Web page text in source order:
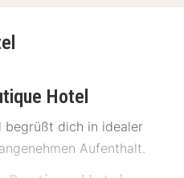
Hotel
begrüßt dich in idealer
Aufenthalt.